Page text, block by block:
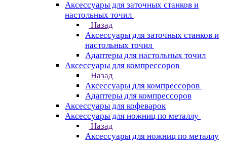
Аксессуары для заточных станков и
настольных точил
Назад
Аксессуары для заточных станков и
настольных точил
Адаптеры для настольных точил
Аксессуары для компрессоров
Назад
Аксессуары для компрессоров
Адаптеры для компрессоров
Аксессуары для кофеварок
Аксессуары для ножниц по металлу
Назад
Аксессуары для ножниц по металлу